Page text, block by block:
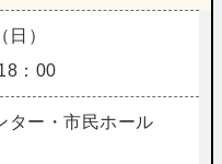
）
：00
ター・市民ホール